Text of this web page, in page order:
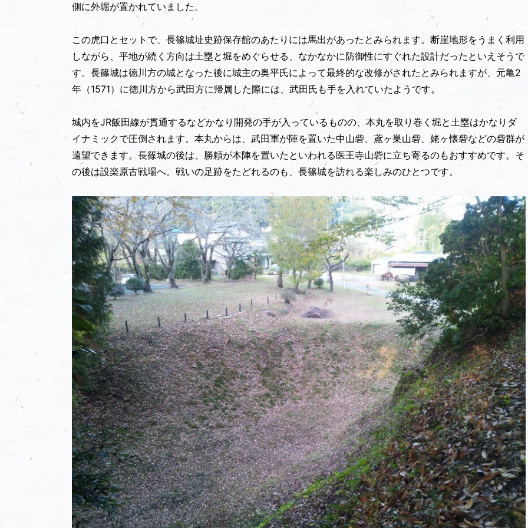
側に外堀が置かれていました。
この虎口とセットで、長篠城址史跡保存館のあたりには馬出があったとみられます。断崖地形をうまく利用
しながら、平地が続く方向は土塁と堀をめぐらせる、なかなかに防御性にすぐれた設計だったといえそうで
す。長篠城は徳川方の城となった後に城主の奥平氏によって最終的な改修がされたとみられますが、元亀2
年（1571）に徳川方から武田方に帰属した際には、武田氏も手を入れていたようです。
城内をJR飯田線が貫通するなどかなり開発の手が入っているものの、本丸を取り巻く堀と土塁はかなりダ
イナミックで圧倒されます。本丸からは、武田軍が陣を置いた中山砦、鳶ヶ巣山砦、姥ヶ懐砦などの砦群が
遠望できます。長篠城の後は、勝頼が本陣を置いたといわれる医王寺山砦に立ち寄るのもおすすめです。そ
の後は設楽原古戦場へ。戦いの足跡をたどれるのも、長篠城を訪れる楽しみのひとつです。